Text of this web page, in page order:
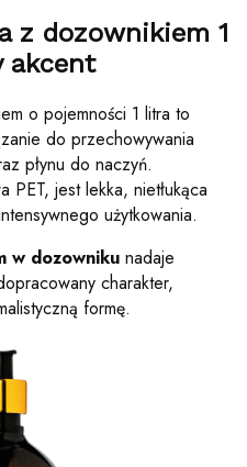
z dozownikiem 1
akcent
o pojemności 1 litra to
do przechowywania
płynu do naczyń.
PET, jest lekka, nietłukąca
użytkowania.
w dozowniku nadaje
charakter,
formę.